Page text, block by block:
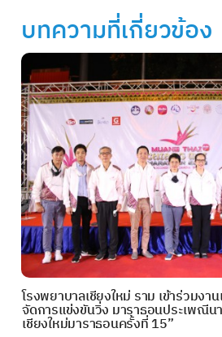
บทความที่เกี่ยวข้อง
โรงพยาบาลเชียงใหม่ ราม เข้าร่วมงา
จัดการแข่งขันวิ่ง มาราธอนประเพณีน
เชียงใหม่มาราธอนครั้งที่ 15”